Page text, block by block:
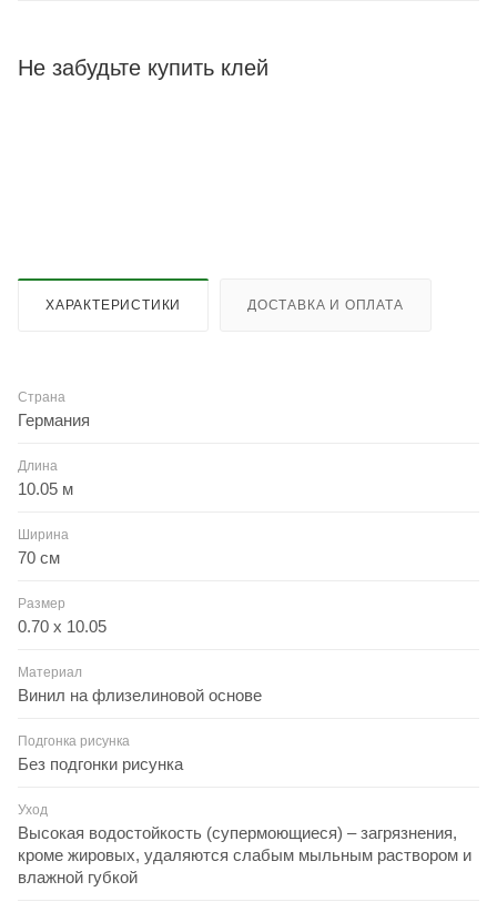
Не забудьте купить клей
ХАРАКТЕРИСТИКИ ДОСТАВКА И ОПЛАТА
Страна
Германия
Длина
10.05 м
Ширина
70 см
Размер
0.70 x 10.05
Материал
Винил на флизелиновой основе
Подгонка рисунка
Без подгонки рисунка
Уход
Высокая водостойкость (супермоющиеся) – загрязнения,
кроме жировых, удаляются слабым мыльным раствором и
влажной губкой